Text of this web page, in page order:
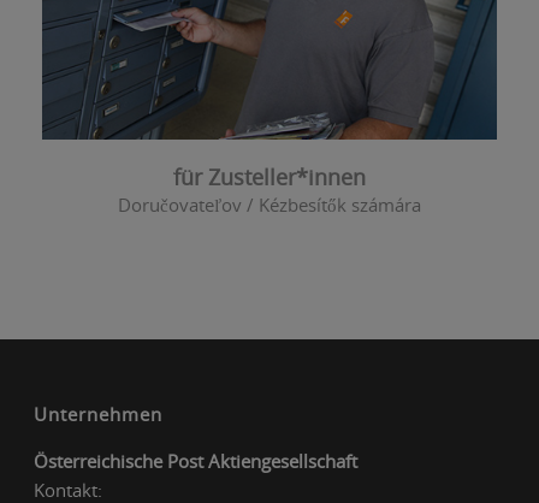
für Zusteller*innen
Doručovateľov / Kézbesítők számára
Unternehmen
Österreichische Post Aktiengesellschaft
Kontakt: